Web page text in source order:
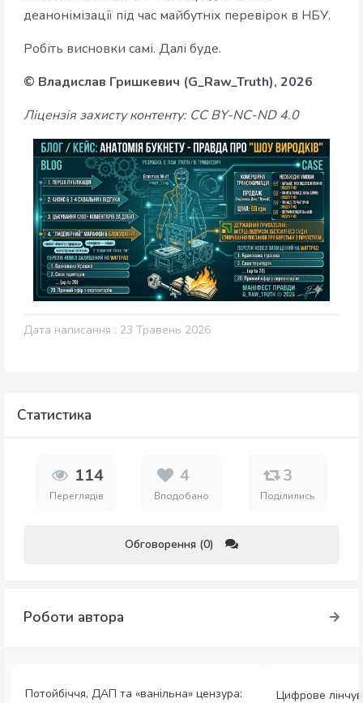
деанонімізації під час майбутніх перевірок в НБУ.
Робіть висновки самі. Далі буде.
© Владислав Гришкевич (G_Raw_Truth), 2026
Ліцензія захисту контенту: CC BY-NC-ND 4.0
Дата написання : 23 Травень 2026
Статистика
114
Переглядів
4
Вподобано
3
Поділились
Обговорення (0)
Роботи автора
Потойбіччя, ДАП та «ванільна» цензура:
Цифрове